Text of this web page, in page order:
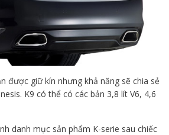
được giữ kín nhưng khả năng sẽ chia sẻ
K9 có thể có các bản 3,8 lít V6, 4,6
danh mục sản phẩm K-serie sau chiếc